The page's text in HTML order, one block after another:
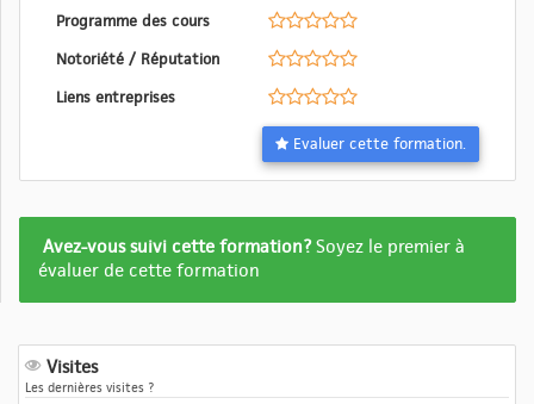
Programme des cours
Notoriété / Réputation
Liens entreprises
Evaluer cette formation.
Formation
pas
Avez-vous suivi cette formation?Soyez le premier à
évaluer de cette formation
Visites
Les dernières visites ?